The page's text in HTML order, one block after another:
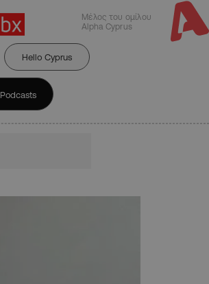
Μέλος του ομίλου
Alpha Cyprus
Hello Cyprus
Podcasts